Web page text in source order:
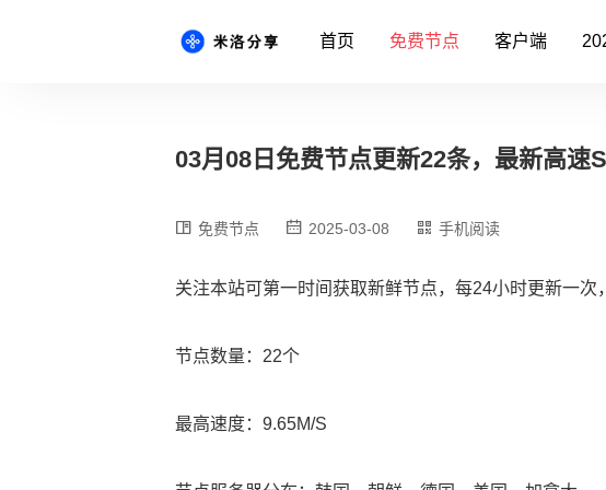
首页 免费节点 客户端
03月08日免费节点更新22条，最新高
免费节点 2025-03-08 手机阅读
关注本站可第一时间获取新鲜节点，每24小时更新一次
节点数量：22个
最高速度：9.65M/S